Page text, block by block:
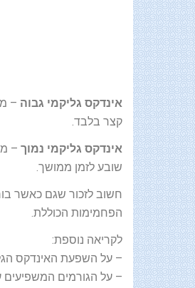
אינדקס גליקמי גבוה –
קצר בלבד.
אינדקס גליקמי נמוך –
שובע לזמן ממושך.
חשוב לזכור שגם כאשר
הפחמימות הכוללת.
לקריאה נוספת:
– על השפעת האינדקס
– על הגורמים המשפיעים